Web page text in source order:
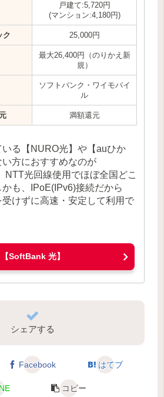
戸建て:5,720円
(マンション:4,180円)
ク 25,000円
最大26,400円（のりかえ新
規）
ソフトバンク・ワイモバイ
ル
満額還元
る【NURO光】や【auひか
い方におすすめなのが
NTT光回線使用でほぼ全国どこ
も、IPoE(IPv6)接続だから
けずに高速・安定して利用で
【SoftBank 光】
シェアする
Facebook はてブ
コピー